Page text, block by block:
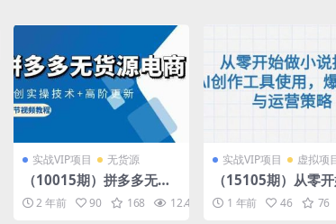
10
实战VIP项目 无货源
（10015期）拼多多无货
源电商，原创实操技术+高
阶更新（16节视频教程）
2 年前 90 168 12.4K 10
实战VIP项目 虚拟项
（15105期）从零
小说推文，AI创作
用，爆单秘诀与运
1 年前 46 76